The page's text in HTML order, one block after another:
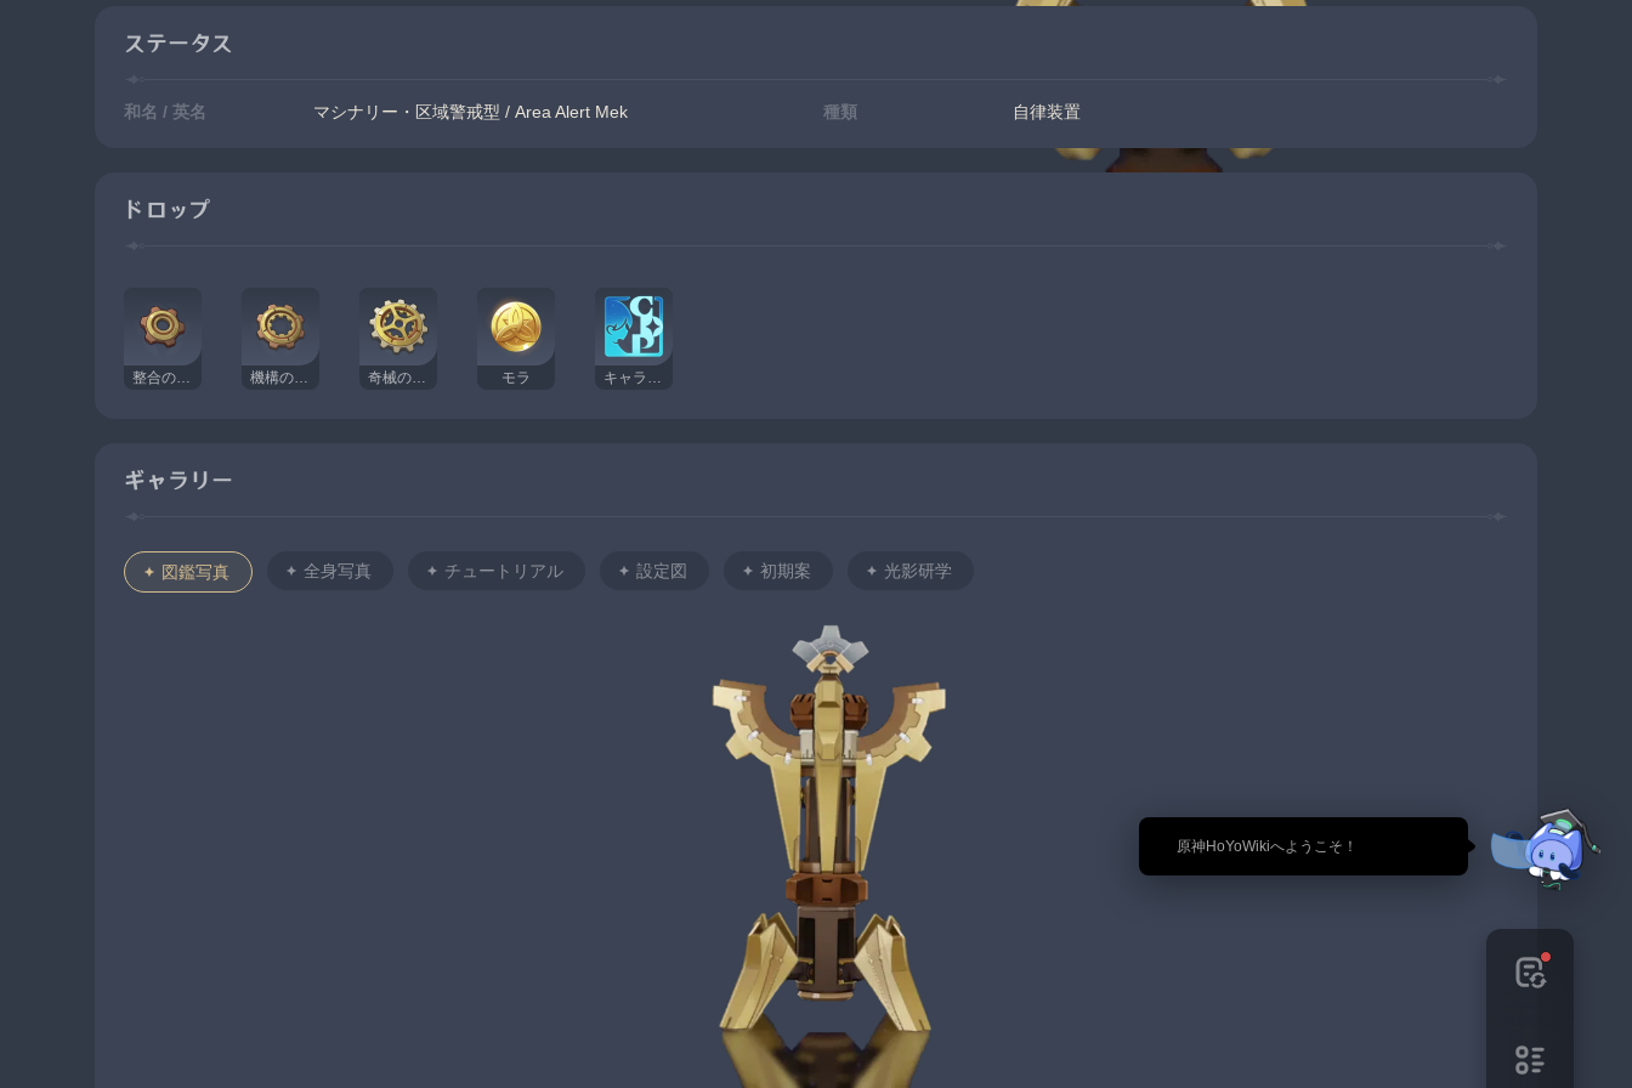
🎉 原神HoYoWikiへようこそ！
ステータス
和名 / 英名 マシナリー・区域警戒型 / Area Alert Mek 種類 自律装置
ドロップ
整合の歯車 機構の平歯車 奇械のコア歯車 モラ キャラクター経験値
ギャラリー
図鑑写真 全身写真 チュートリアル 設定図 初期案 光影研学